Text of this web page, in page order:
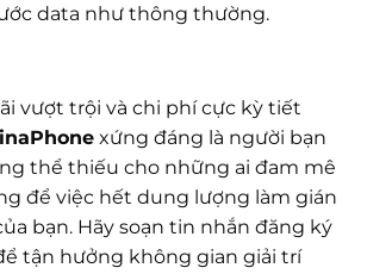
data như thông thường.
vượt trội và chi phí cực kỳ tiết
xứng đáng là người bạn
thể thiếu cho những ai đam mê
để việc hết dung lượng làm gián
bạn. Hãy soạn tin nhắn đăng ký
tận hưởng không gian giải trí